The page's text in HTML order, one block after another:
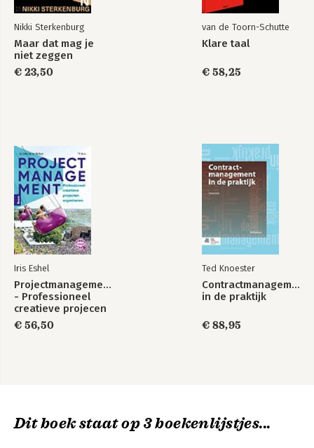
Nikki Sterkenburg
Maar dat mag je
niet zeggen
€ 23,50
van de Toorn-Schutte
Klare taal
€ 58,25
Iris Eshel
Projectmanagement
- Professioneel
creatieve projecen
organiseren
€ 56,50
Ted Knoester
Contractmanagement
in de praktijk
€ 88,95
Dit boek staat op 3 boekenlijstjes...